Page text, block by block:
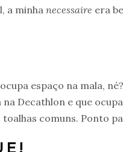
a minha necessaire era
espaço na mala,
Decathlon e que
comuns. Ponto